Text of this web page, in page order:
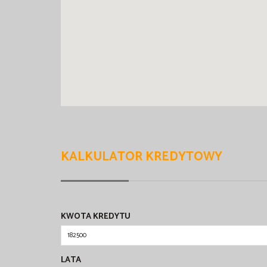
KALKULATOR KREDYTOWY
KWOTA KREDYTU
LATA